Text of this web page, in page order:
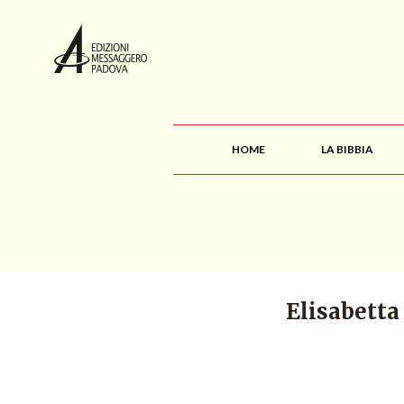
HOME LA BIBBIA
Elisabetta